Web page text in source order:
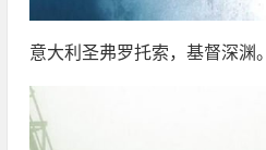
意大利圣弗罗托索，基督深渊。